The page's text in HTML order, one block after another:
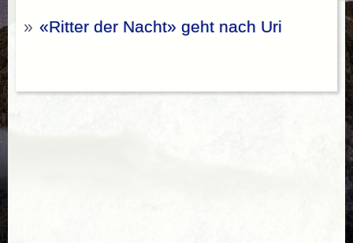
» «Ritter der Nacht» geht nach Uri